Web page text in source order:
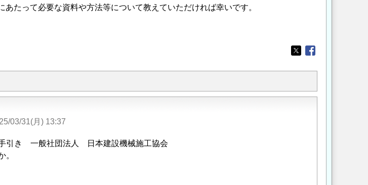
たって必要な資料や方法等について教えていただければ幸いです。
Opens in a new
Opens in a new
03/31(月) 13:37
引き 一般社団法人 日本建設機械施工協会
。